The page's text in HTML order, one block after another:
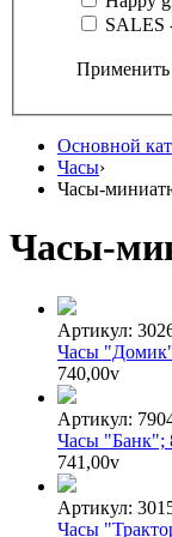
SALES
Применить
Основной
Часы›
Часы-
Часы-
Артикул:
Часы
740,00v
Артикул:
Часы "Банк";
741,00v
Артикул:
Часы